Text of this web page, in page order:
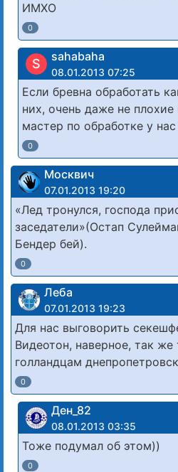
ИМХО
0
S sahabaha
08.01.2013 07:25
Если бревна обработать
них, очень даже не
мастер по обработке у нас
0
Москвич
07.01.2013 19:20
«Лед тронулся, господа
заседатели»(Остап
Бендер бей).
0
Леба
07.01.2013 19:23
Для нас выговорить
Видеотон, наверное, так же
голландцам
0
Ден_82
08.01.2013 03:35
Тоже подумал об этом))
0